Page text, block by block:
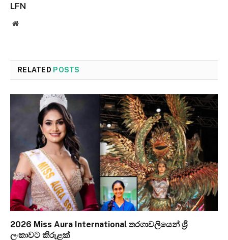
LFN
Website
RELATED POSTS
2026 Miss Aura International තරගාවලියෙන් ශ්‍රී
ලංකාවට කිරුළක්